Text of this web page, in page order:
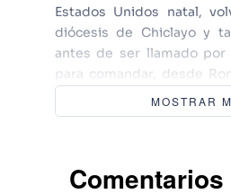
Estados Unidos natal,
diócesis de Chiclayo y
antes de ser llamado por
para comandar, desde
nuevos cardenales
su primer discurso, el
de Chiclayo, en el Perú». El
MOSTRAR
Comentarios